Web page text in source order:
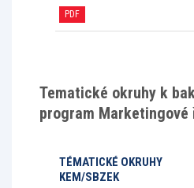
PDF
Tematické okruhy k
program Marketingové
TÉMATICKÉ OKRUHY
KEM/SBZEK